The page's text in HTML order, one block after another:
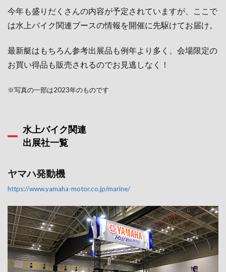
今年も盛りだくさんの内容が予定されていますが、ここで
は水上バイク関連ブースの情報を開催に先駆けてお届け。
最新艇はもちろん参考出展品も例年より多く、会場限定の
お買い得品も販売されるのでお見逃しなく！
※写真の一部は2023年のものです
水上バイク関連
出展社一覧
ヤマハ発動機
https://www.yamaha-motor.co.jp/marine/